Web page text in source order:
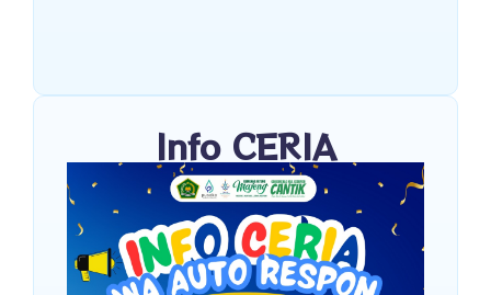
Info CERIA